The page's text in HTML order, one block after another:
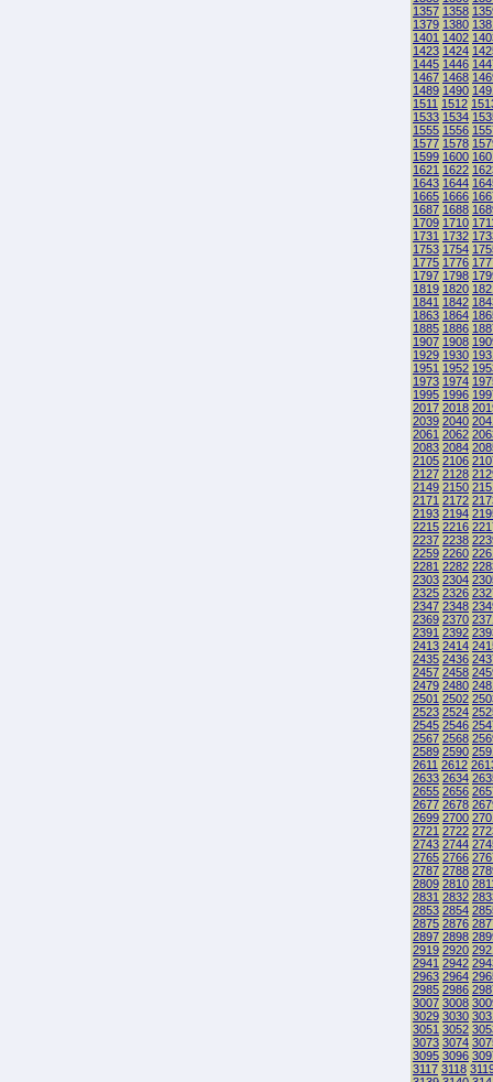
1357 1358
1379 1380
1401 1402
1423 1424
1445 1446
1467 1468
1489 1490
1511 1512
1533 1534
1555 1556
1577 1578
1599 1600
1621 1622
1643 1644
1665 1666
1687 1688
1709 1710
1731 1732
1753 1754
1775 1776
1797 1798
1819 1820
1841 1842
1863 1864
1885 1886
1907 1908
1929 1930
1951 1952
1973 1974
1995 1996
2017 2018
2039 2040
2061 2062
2083 2084
2105 2106
2127 2128
2149 2150
2171 2172
2193 2194
2215 2216
2237 2238
2259 2260
2281 2282
2303 2304
2325 2326
2347 2348
2369 2370
2391 2392
2413 2414
2435 2436
2457 2458
2479 2480
2501 2502
2523 2524
2545 2546
2567 2568
2589 2590
2611 2612
2633 2634
2655 2656
2677 2678
2699 2700
2721 2722
2743 2744
2765 2766
2787 2788
2809 2810
2831 2832
2853 2854
2875 2876
2897 2898
2919 2920
2941 2942
2963 2964
2985 2986
3007 3008
3029 3030
3051 3052
3073 3074
3095 3096
3117 3118